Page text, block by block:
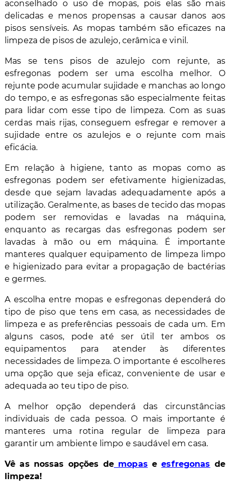
aconselhado o uso de mopas, pois elas são mais
delicadas e menos propensas a causar danos aos
pisos sensíveis. As mopas também são eficazes na
limpeza de pisos de azulejo, cerâmica e vinil.
Mas se tens pisos de azulejo com rejunte, as
esfregonas podem ser uma escolha melhor. O
rejunte pode acumular sujidade e manchas ao longo
do tempo, e as esfregonas são especialmente feitas
para lidar com esse tipo de limpeza. Com as suas
cerdas mais rijas, conseguem esfregar e remover a
sujidade entre os azulejos e o rejunte com mais
eficácia.
Em relação à higiene, tanto as mopas como as
esfregonas podem ser efetivamente higienizadas,
desde que sejam lavadas adequadamente após a
utilização. Geralmente, as bases de tecido das mopas
podem ser removidas e lavadas na máquina,
enquanto as recargas das esfregonas podem ser
lavadas à mão ou em máquina. É importante
manteres qualquer equipamento de limpeza limpo
e higienizado para evitar a propagação de bactérias
e germes.
A escolha entre mopas e esfregonas dependerá do
tipo de piso que tens em casa, as necessidades de
limpeza e as preferências pessoais de cada um. Em
alguns casos, pode até ser útil ter ambos os
equipamentos para atender às diferentes
necessidades de limpeza. O importante é escolheres
uma opção que seja eficaz, conveniente de usar e
adequada ao teu tipo de piso.
A melhor opção dependerá das circunstâncias
individuais de cada pessoa. O mais importante é
manteres uma rotina regular de limpeza para
garantir um ambiente limpo e saudável em casa.
Vê as nossas opções demopas eesfregonas de
limpeza!